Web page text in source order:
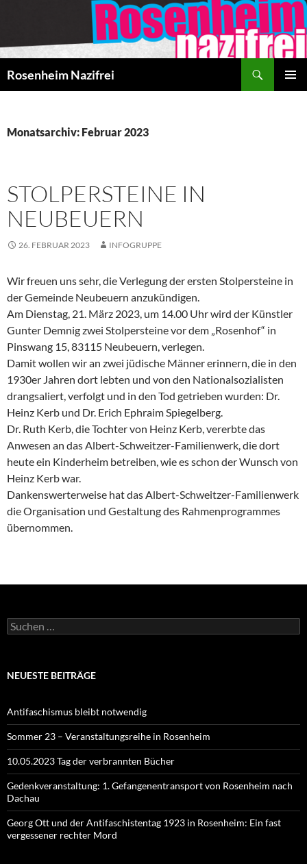
Rosenheim Nazifrei
Monatsarchiv: Februar 2023
STOLPERSTEINE IN
NEUBEUERN
26. FEBRUAR 2023 INFOGRUPPE
Wir freuen uns sehr, die Verlegung der ersten Stolpersteine in
der Gemeinde Neubeuern anzukündigen.
Am Dienstag, 21. März 2023, um 14.00 Uhr wird der Künstler
Gunter Demnig zwei Stolpersteine vor dem „Rosenhof“ in
Pinswang 15, 83115 Neubeuern, verlegen.
Damit wollen wir an zwei jüdische Männer erinnern, die in den
1930er Jahren dort lebten und von den Nationalsozialisten
drangsaliert, verfolgt und in den Tod getrieben wurden: Dr.
Heinz Kerb und Dr. Erich Ephraim Spiegelberg.
Dr. Ruth Kerb, die Tochter von Heinz Kerb, vererbte das
Anwesen an das Albert-Schweitzer-Familienwerk, die dort
heute ein Kinderheim betreiben, wie es schon der Wunsch von
Heinz Kerb war.
Dankenswerterweise hat das Albert-Schweitzer-Familienwerk
die Organisation und Gestaltung des Rahmenprogrammes
übernommen.
Suchen
nach:
NEUESTE BEITRÄGE
Antifaschismus bleibt notwendig
Sommer 23 – Veranstaltungsreihe in Rosenheim
10.05.2023 Tag der verbrannten Bücher
Gedenkveranstaltung: 1. Gefangenentransport von Rosenheim nach
Dachau
Georg Ott und der Antifaschistentag 1923 in Rosenheim: Ein fast
vergessener rechter Mord